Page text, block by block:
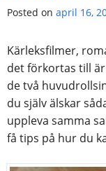
Posted on april 16,
Kärleksfilmer,
det förkortas till
de två
du själv älskar
uppleva samma
få tips på hur du